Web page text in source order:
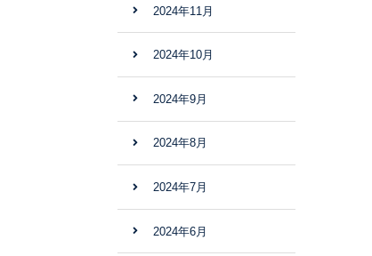
2024年11月
2024年10月
2024年9月
2024年8月
2024年7月
2024年6月